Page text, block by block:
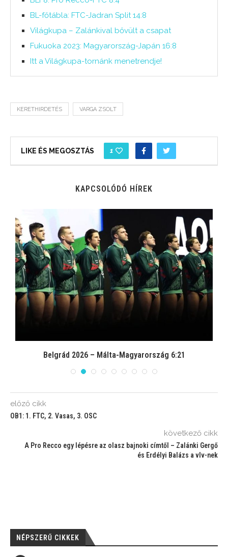
BL-főtábla: FTC-Jadran Split 14:8
Világkupa – Zalánkival bővült a csapat
Fukuoka 2023: Magyarország-Japán 16:8
Itt a Világkupa-tornánk menetrendje!
KERETHIRDETÉS VARGA ZSOLT
LIKE ÉS MEGOSZTÁS 1
KAPCSOLÓDÓ HÍREK
Belgrád 2026 – Málta-Magyarország 6:21
előző cikk
OB1: 1. FTC, 2. Vasas, 3. OSC
következő cikk
A Pro Recco egy lépésre az olasz bajnoki címtől – Zalánki Gergő
és Erdélyi Balázs a vlv-nek
NÉPSZERŰ CIKKEK